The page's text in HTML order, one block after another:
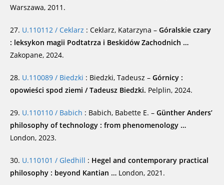
Warszawa, 2011.
27. U.110112 / Ceklarz : Ceklarz, Katarzyna – Góralskie czary
: leksykon magii Podtatrza i Beskidów Zachodnich …
Zakopane, 2024.
28. U.110089 / Biedzki : Biedzki, Tadeusz – Górnicy :
opowieści spod ziemi / Tadeusz Biedzki. Pelplin, 2024.
29. U.110110 / Babich : Babich, Babette E. – Günther Anders’
philosophy of technology : from phenomenology …
London, 2023.
30. U.110101 / Gledhill : Hegel and contemporary practical
philosophy : beyond Kantian … London, 2021.